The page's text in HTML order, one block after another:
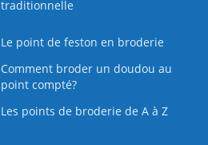
traditionnelle
Le point de feston en broderie
Comment broder un doudou au
point compté?
Les points de broderie de A à Z